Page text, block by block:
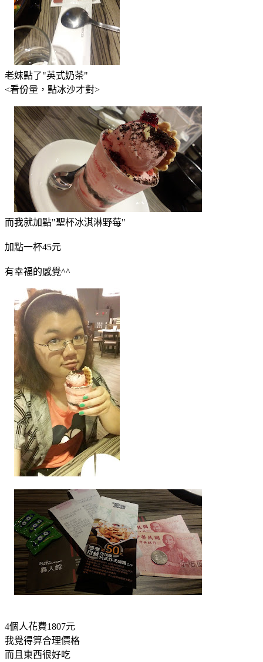
老妹點了"英式奶茶"
<看份量，點冰沙才對>
而我就加點"聖杯冰淇淋野莓"
加點一杯45元
有幸福的感覺^^
4個人花費1807元
我覺得算合理價格
而且東西很好吃